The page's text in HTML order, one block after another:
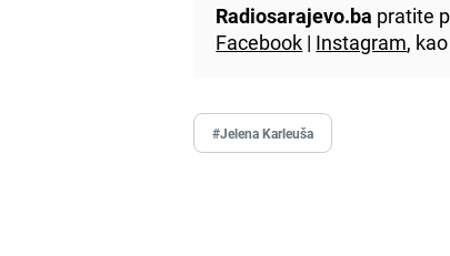
Radiosarajevo.ba pratite
Facebook | Instagram,
#Jelena Karleuša